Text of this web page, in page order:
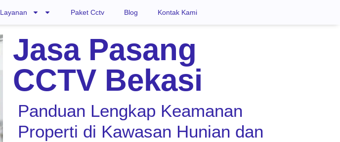
Layanan Paket Cctv Blog Kontak Kami
Jasa Pasang
CCTV Bekasi
Panduan Lengkap Keamanan
Properti di Kawasan Hunian dan